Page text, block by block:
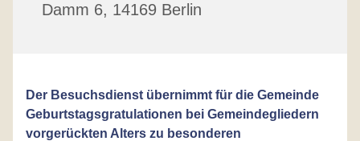
Damm 6, 14169 Berlin
Der Besuchsdienst übernimmt für die Gemeinde
Geburtstagsgratulationen bei Gemeindegliedern
vorgerückten Alters zu besonderen